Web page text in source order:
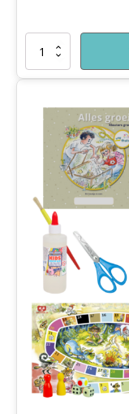
Katoenentas
Leren
aantal